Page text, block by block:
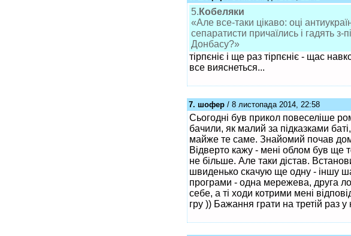
5. Кобеляки
«Але все-таки цікаво: оці
сепаратисти причаїлись і гадять з-
Донбасу?»
тірпєніє і ще раз тірпєніє - щас
все вияснеться...
7. шофер / 8 листопада 2014, 22:58
Сьогодні був прикол повеселіше
бачили, як малий за підказками
майже те саме. Знайомий почав
Відверто кажу - мені облом був ще
не більше. Але таки дістав.
швиденько скачую ще одну - іншу
програми - одна мережева, друга
себе, а ті ходи котрими мені
гру )) Бажання грати на третій раз